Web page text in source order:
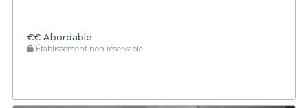
€€ Abordable
Établissement non réservable